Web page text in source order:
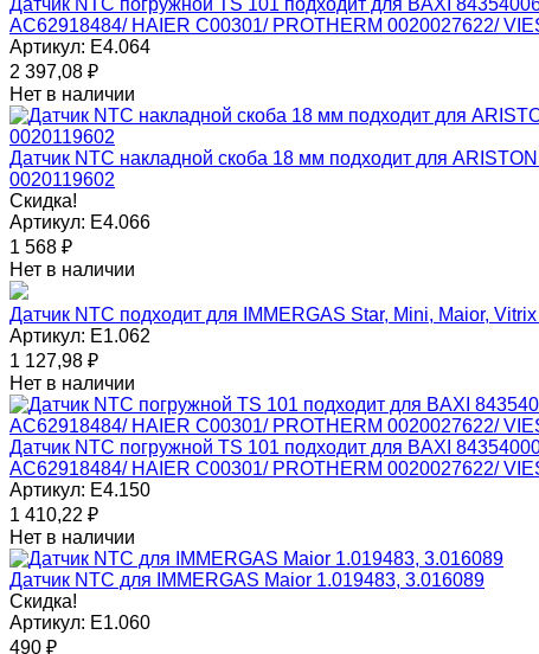
AC62918484/ HAIER C00301/ PROTHERM 0020027622/
Артикул: E4.064
2 397,08 ₽
Нет в наличии
Датчик NTC накладной скоба 18 мм подходит для
0020119602
Скидка!
Артикул: E4.066
1 568 ₽
Нет в наличии
Датчик NTC подходит для IMMERGAS Star, Mini, Maior,
Артикул: E1.062
1 127,98 ₽
Нет в наличии
Датчик NTC погружной TS 101 подходит для BAXI
AC62918484/ HAIER C00301/ PROTHERM 0020027622/
Артикул: E4.150
1 410,22 ₽
Нет в наличии
Датчик NTC для IMMERGAS Maior 1.019483, 3.016089
Скидка!
Артикул: E1.060
490 ₽